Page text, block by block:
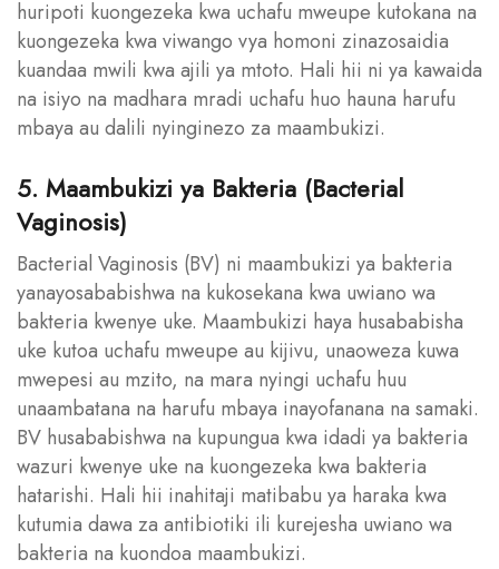
huripoti kuongezeka kwa uchafu mweupe kutokana na
kuongezeka kwa viwango vya homoni zinazosaidia
kuandaa mwili kwa ajili ya mtoto. Hali hii ni ya kawaida
na isiyo na madhara mradi uchafu huo hauna harufu
mbaya au dalili nyinginezo za maambukizi.
5. Maambukizi ya Bakteria (Bacterial
Vaginosis)
Bacterial Vaginosis (BV) ni maambukizi ya bakteria
yanayosababishwa na kukosekana kwa uwiano wa
bakteria kwenye uke. Maambukizi haya husababisha
uke kutoa uchafu mweupe au kijivu, unaoweza kuwa
mwepesi au mzito, na mara nyingi uchafu huu
unaambatana na harufu mbaya inayofanana na samaki.
BV husababishwa na kupungua kwa idadi ya bakteria
wazuri kwenye uke na kuongezeka kwa bakteria
hatarishi. Hali hii inahitaji matibabu ya haraka kwa
kutumia dawa za antibiotiki ili kurejesha uwiano wa
bakteria na kuondoa maambukizi.